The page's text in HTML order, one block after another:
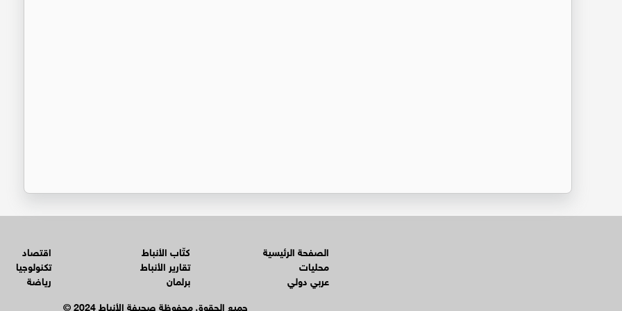
الصفحة الرئيسية
محليات
عربي دولي
كتّاب الأنباط
تقارير الأنباط
برلمان
اقتصاد
تكنولوجيا
رياضة
© جميع الحقوق محفوظة صحيفة الأنباط 2024